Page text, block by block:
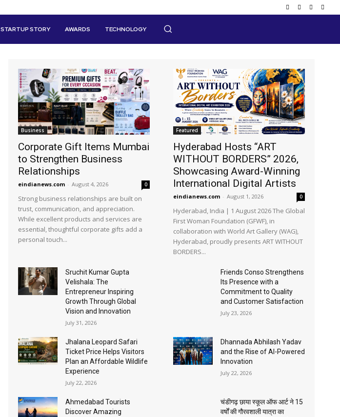
STARTUP STORY AWARDS TECHNOLOGY
Business
Corporate Gift Items Mumbai
to Strengthen Business
Relationships
eindianews.com - August 4, 2026 0
Strong business relationships are built on
trust, communication, and appreciation.
While excellent products and services are
essential, thoughtful corporate gifts add a
personal touch...
Featured
Hyderabad Hosts “ART
WITHOUT BORDERS” 2026,
Showcasing Award-Winning
International Digital Artists
eindianews.com - August 1, 2026 0
Hyderabad, India | 1 August 2026 The Global
First Woman Foundation (GFWF), in
collaboration with World Art Gallery (WAG),
Hyderabad, proudly presents ART WITHOUT
BORDERS...
Sruchit Kumar Gupta
Velishala: The
Entrepreneur Inspiring
Growth Through Global
Vision and Innovation
July 31, 2026
Friends Conso Strengthens
Its Presence with a
Commitment to Quality
and Customer Satisfaction
July 23, 2026
Jhalana Leopard Safari
Ticket Price Helps Visitors
Plan an Affordable Wildlife
Experience
July 22, 2026
Dhannada Abhilash Yadav
and the Rise of AI-Powered
Innovation
July 22, 2026
Ahmedabad Tourists
Discover Amazing
चंडीगढ़ छाया स्कूल ऑफ आर्ट ने 15
वर्षों की गौरवशाली यात्रा का